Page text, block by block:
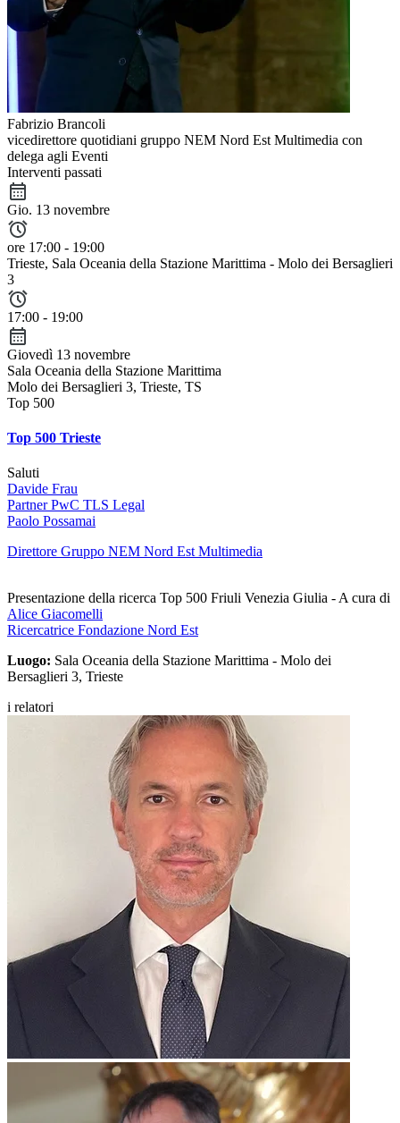
Fabrizio Brancoli
vicedirettore quotidiani gruppo NEM Nord Est Multimedia con
delega agli Eventi
Interventi passati
Gio. 13 novembre
ore 17:00 - 19:00
Trieste, Sala Oceania della Stazione Marittima - Molo dei Bersaglieri
3
17:00 - 19:00
Giovedì 13 novembre
Sala Oceania della Stazione Marittima
Molo dei Bersaglieri 3, Trieste, TS
Top 500
Top 500 Trieste
Saluti
Davide Frau
Partner PwC TLS Legal
Paolo Possamai
Direttore Gruppo NEM Nord Est Multimedia
Presentazione della ricerca Top 500 Friuli Venezia Giulia - A cura di
Alice Giacomelli
Ricercatrice Fondazione Nord Est
Luogo: Sala Oceania della Stazione Marittima - Molo dei
Bersaglieri 3, Trieste
i relatori